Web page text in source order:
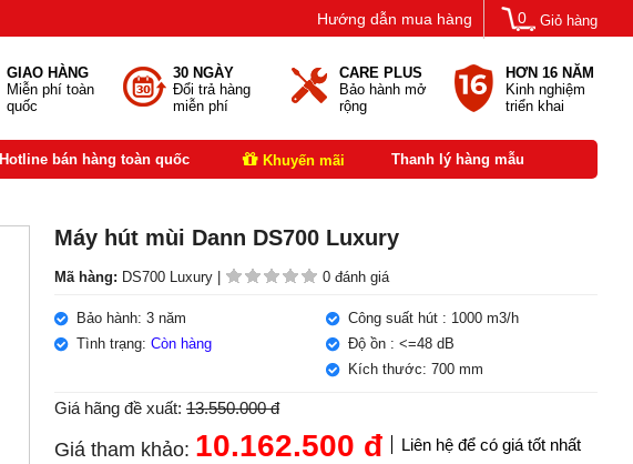
Giỏ hàng
0
Hướng dẫn mua hàng
GIAO HÀNG
Miễn phí toàn
quốc
30 NGÀY
Đổi trả hàng
miễn phí
CARE PLUS
Bảo hành mở
rộng
HƠN 16 NĂM
Kinh nghiệm
triển khai
Hotline bán hàng toàn quốc Khuyến mãi Thanh lý hàng mẫu
Máy hút mùi Dann DS700 Luxury
Mã hàng: DS700 Luxury | 0 đánh giá
Bảo hành: 3 năm
Tình trạng: Còn hàng
Công suất hút : 1000 m3/h
Độ ồn : <=48 dB
Kích thước: 700 mm
Giá hãng đề xuất: 13.550.000 đ
Giá tham khảo: 10.162.500 đ Liên hệ để có giá tốt nhất